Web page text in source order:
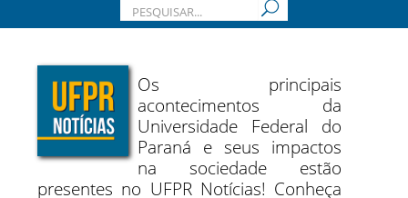
Legislação
Os principais
acontecimentos da
Universidade Federal do
Paraná e seus impactos
na sociedade estão
presentes no UFPR Notícias! Conheça